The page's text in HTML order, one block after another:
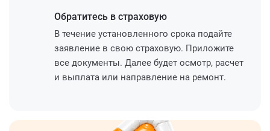
Обратитесь в страховую
В течение установленного срока подайте
заявление в свою страховую. Приложите
все документы. Далее будет осмотр, расчет
и выплата или направление на ремонт.